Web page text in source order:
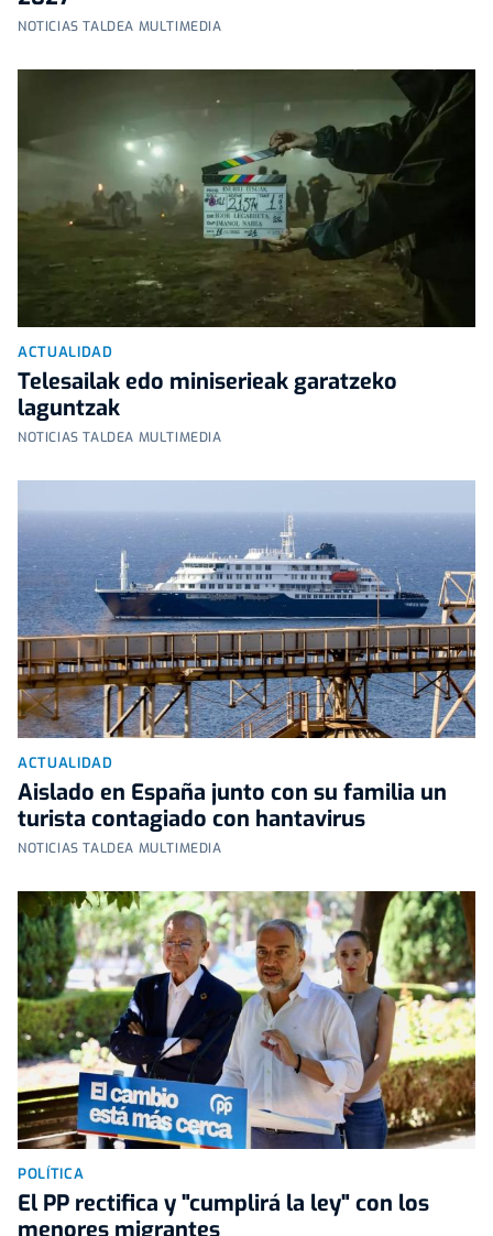
NOTICIAS TALDEA MULTIMEDIA
ACTUALIDAD
Telesailak edo miniserieak garatzeko
laguntzak
NOTICIAS TALDEA MULTIMEDIA
ACTUALIDAD
Aislado en España junto con su familia un
turista contagiado con hantavirus
NOTICIAS TALDEA MULTIMEDIA
POLÍTICA
El PP rectifica y "cumplirá la ley" con los